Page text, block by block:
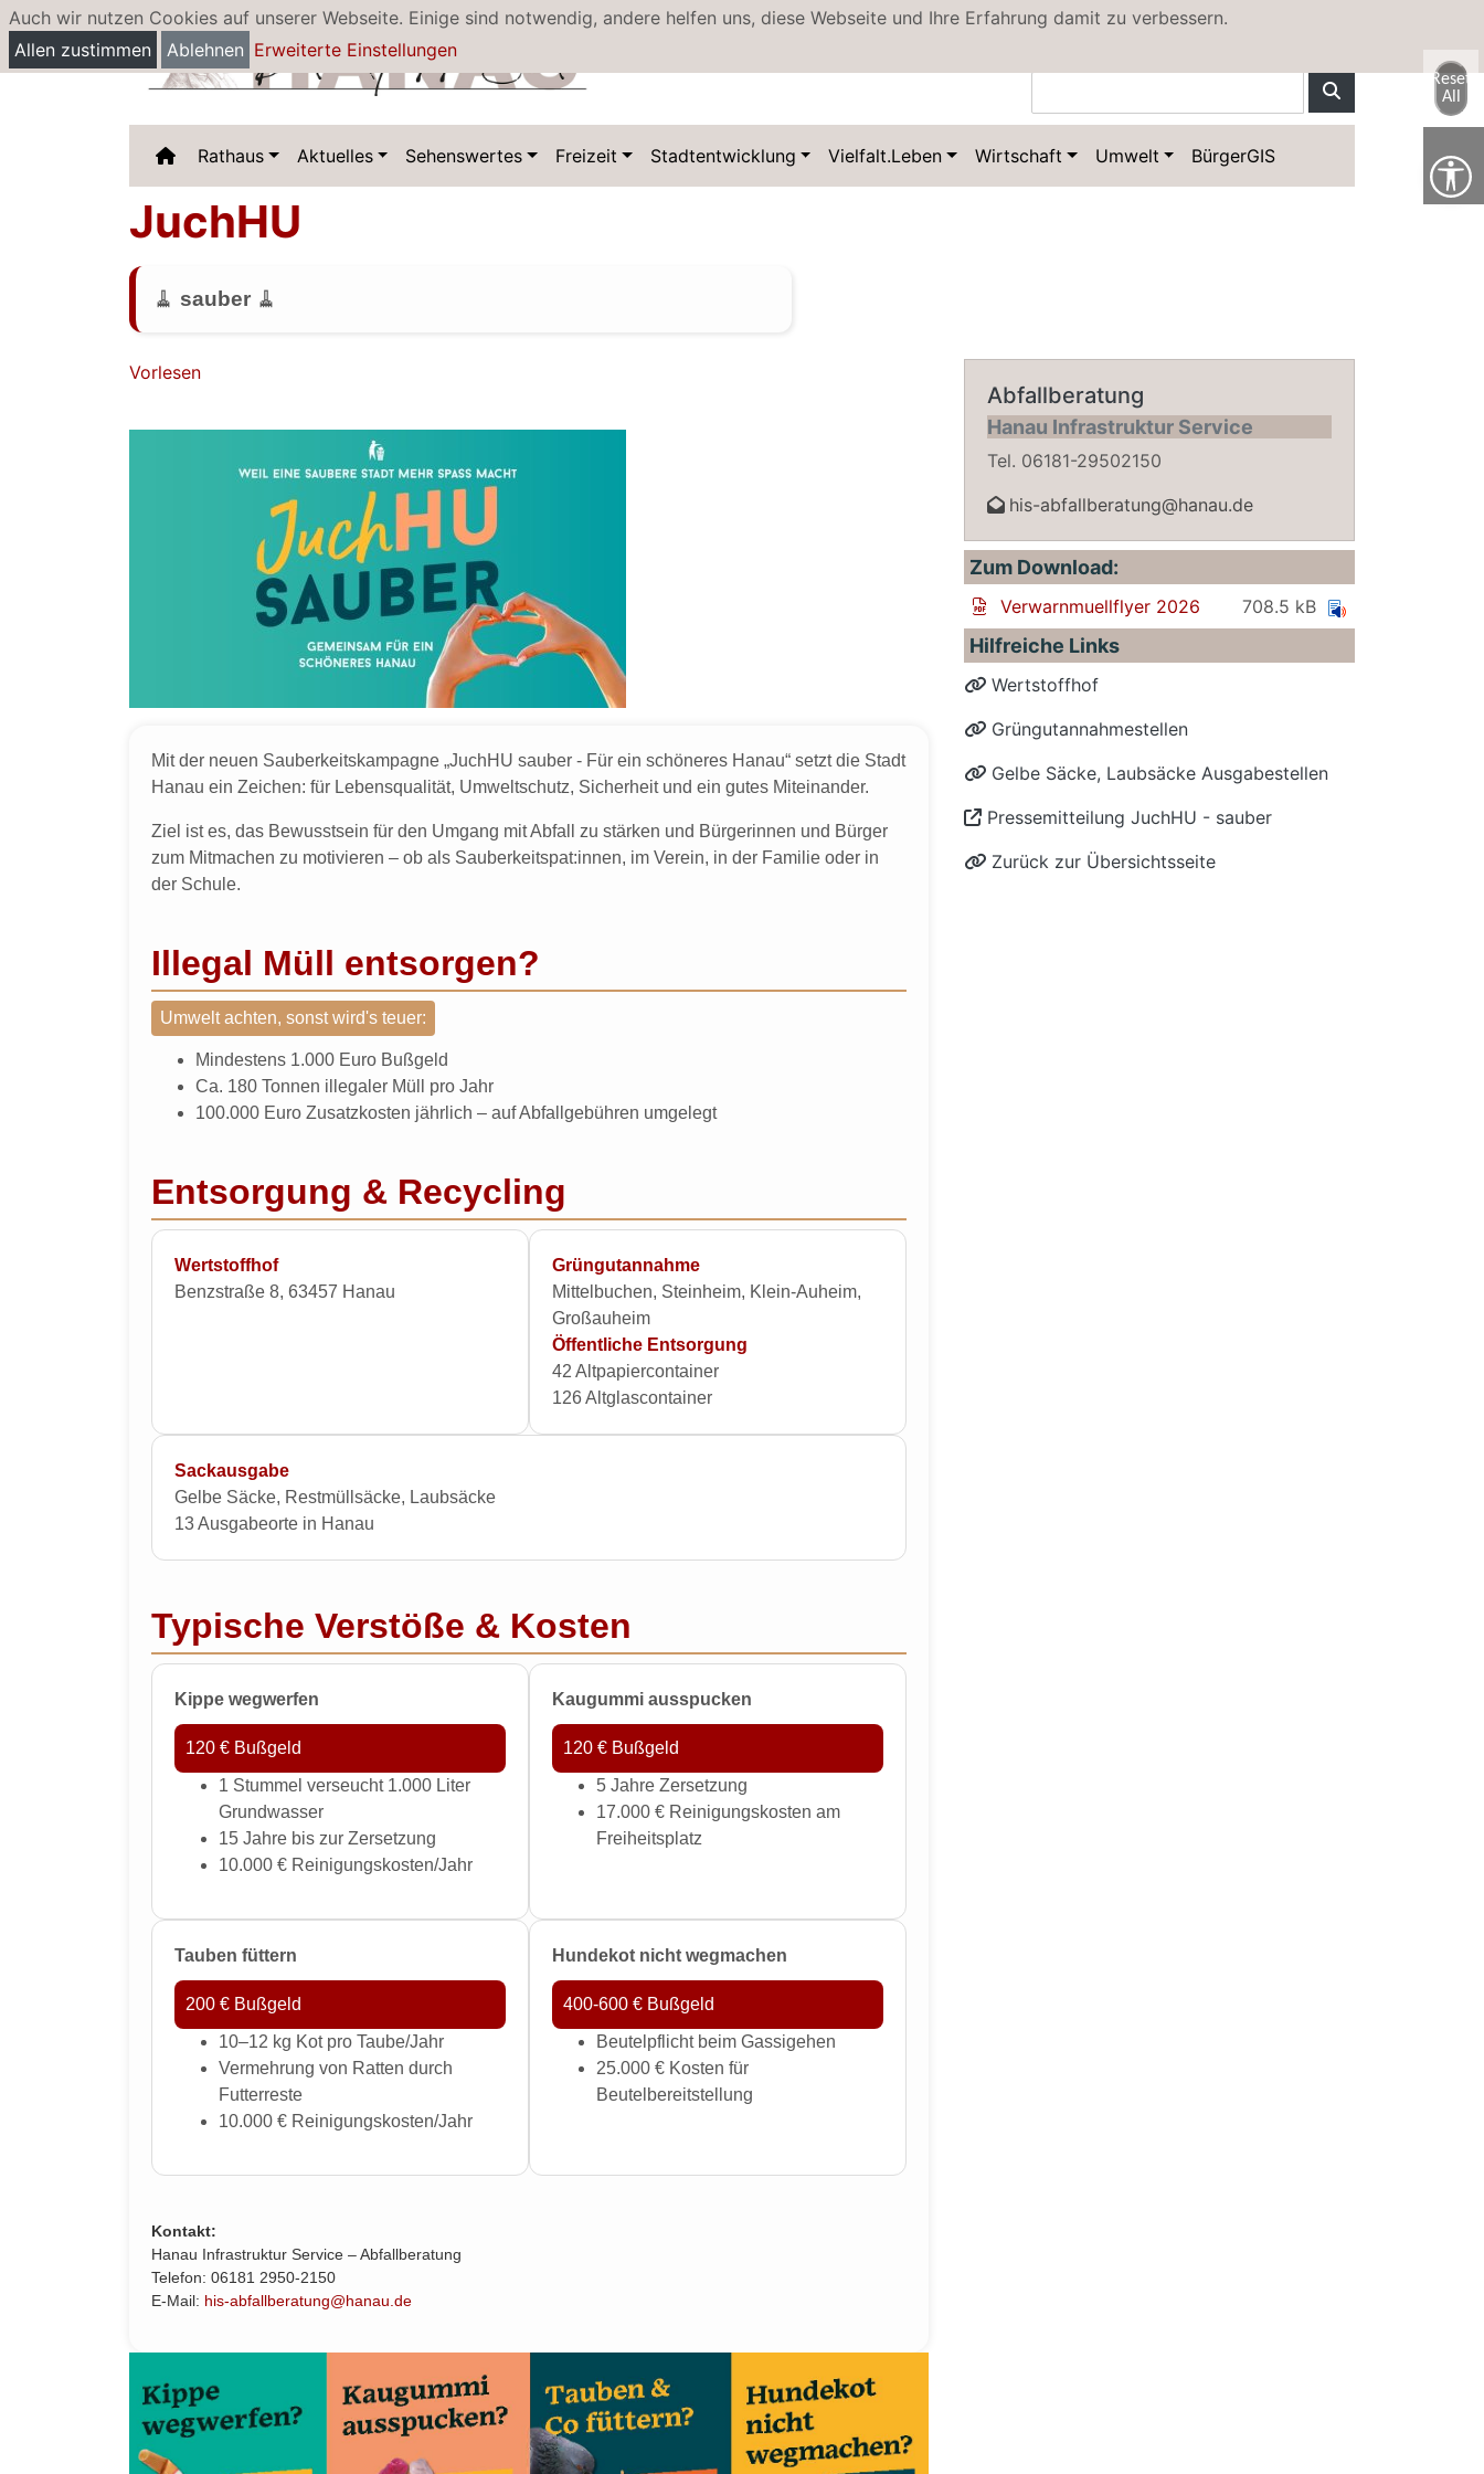
Auch wir nutzen Cookies auf unserer Webseite. Einige sind notwendig, andere helfen uns, diese Webseite und Ihre Erfahrung damit zu verbessern.
Allen zustimmen
Ablehnen Erweiterte Einstellungen
Datenschutz Kontakt Hanau Map Sitemap
Rathaus Aktuelles Sehenswertes Freizeit Stadtentwicklung Vielfalt.Leben Wirtschaft Umwelt BürgerGIS
JuchHU
🧹 sauber 🧹
Vorlesen
Mit der neuen Sauberkeitskampagne „JuchHU sauber - Für ein schöneres Hanau“ setzt die Stadt
Hanau ein Zeichen: für Lebensqualität, Umweltschutz, Sicherheit und ein gutes Miteinander.
Ziel ist es, das Bewusstsein für den Umgang mit Abfall zu stärken und Bürgerinnen und Bürger
zum Mitmachen zu motivieren – ob als Sauberkeitspat:innen, im Verein, in der Familie oder in
der Schule.
Illegal Müll entsorgen?
Umwelt achten, sonst wird's teuer:
Mindestens 1.000 Euro Bußgeld
Ca. 180 Tonnen illegaler Müll pro Jahr
100.000 Euro Zusatzkosten jährlich – auf Abfallgebühren umgelegt
Entsorgung & Recycling
Wertstoffhof
Benzstraße 8, 63457 Hanau
Grüngutannahme
Mittelbuchen, Steinheim, Klein-Auheim,
Großauheim
Öffentliche Entsorgung
42 Altpapiercontainer
126 Altglascontainer
Sackausgabe
Gelbe Säcke, Restmüllsäcke, Laubsäcke
13 Ausgabeorte in Hanau
Typische Verstöße & Kosten
Kippe wegwerfen
120 € Bußgeld
1 Stummel verseucht 1.000 Liter
Grundwasser
15 Jahre bis zur Zersetzung
10.000 € Reinigungskosten/Jahr
Kaugummi ausspucken
120 € Bußgeld
5 Jahre Zersetzung
17.000 € Reinigungskosten am
Freiheitsplatz
Tauben füttern
200 € Bußgeld
10–12 kg Kot pro Taube/Jahr
Vermehrung von Ratten durch
Futterreste
10.000 € Reinigungskosten/Jahr
Hundekot nicht wegmachen
400-600 € Bußgeld
Beutelpflicht beim Gassigehen
25.000 € Kosten für
Beutelbereitstellung
Kontakt:
Hanau Infrastruktur Service – Abfallberatung
Telefon: 06181 2950-2150
E-Mail: his-abfallberatung@hanau.de
Abfallberatung
Hanau Infrastruktur Service
Tel. 06181-29502150
his-abfallberatung@hanau.de
Zum Download:
Verwarnmuellflyer 2026 708.5 kB
Hilfreiche Links
Wertstoffhof
Grüngutannahmestellen
Gelbe Säcke, Laubsäcke Ausgabestellen
Pressemitteilung JuchHU - sauber
Zurück zur Übersichtsseite
Reset
All